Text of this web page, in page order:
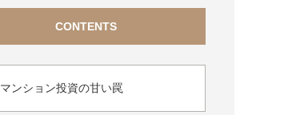
CONTENTS
マンション投資の甘い罠